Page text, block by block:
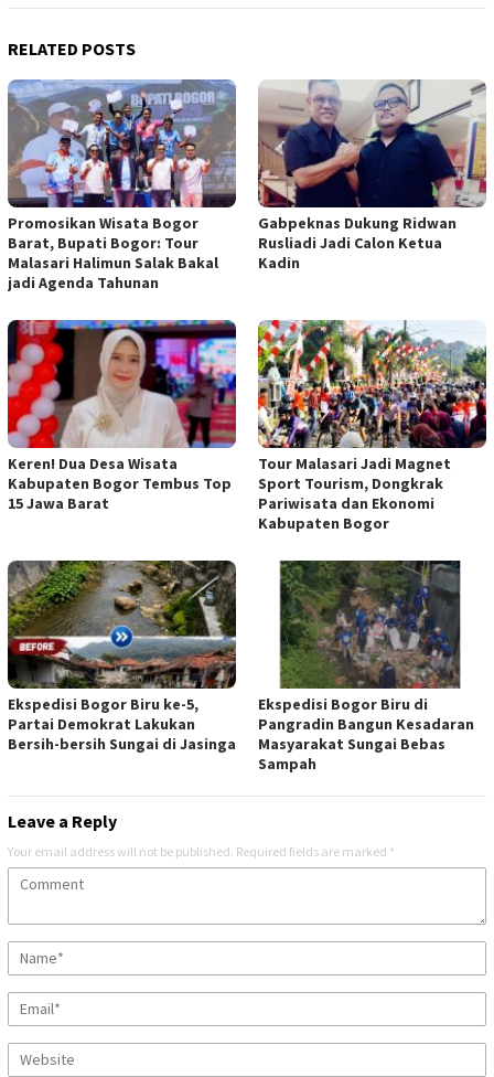
RELATED POSTS
Promosikan Wisata Bogor
Barat, Bupati Bogor: Tour
Malasari Halimun Salak Bakal
jadi Agenda Tahunan
Gabpeknas Dukung Ridwan
Rusliadi Jadi Calon Ketua
Kadin
Keren! Dua Desa Wisata
Kabupaten Bogor Tembus Top
15 Jawa Barat
Tour Malasari Jadi Magnet
Sport Tourism, Dongkrak
Pariwisata dan Ekonomi
Kabupaten Bogor
Ekspedisi Bogor Biru ke-5,
Partai Demokrat Lakukan
Bersih-bersih Sungai di Jasinga
Ekspedisi Bogor Biru di
Pangradin Bangun Kesadaran
Masyarakat Sungai Bebas
Sampah
Leave a Reply
Your email address will not be published. Required fields are marked *